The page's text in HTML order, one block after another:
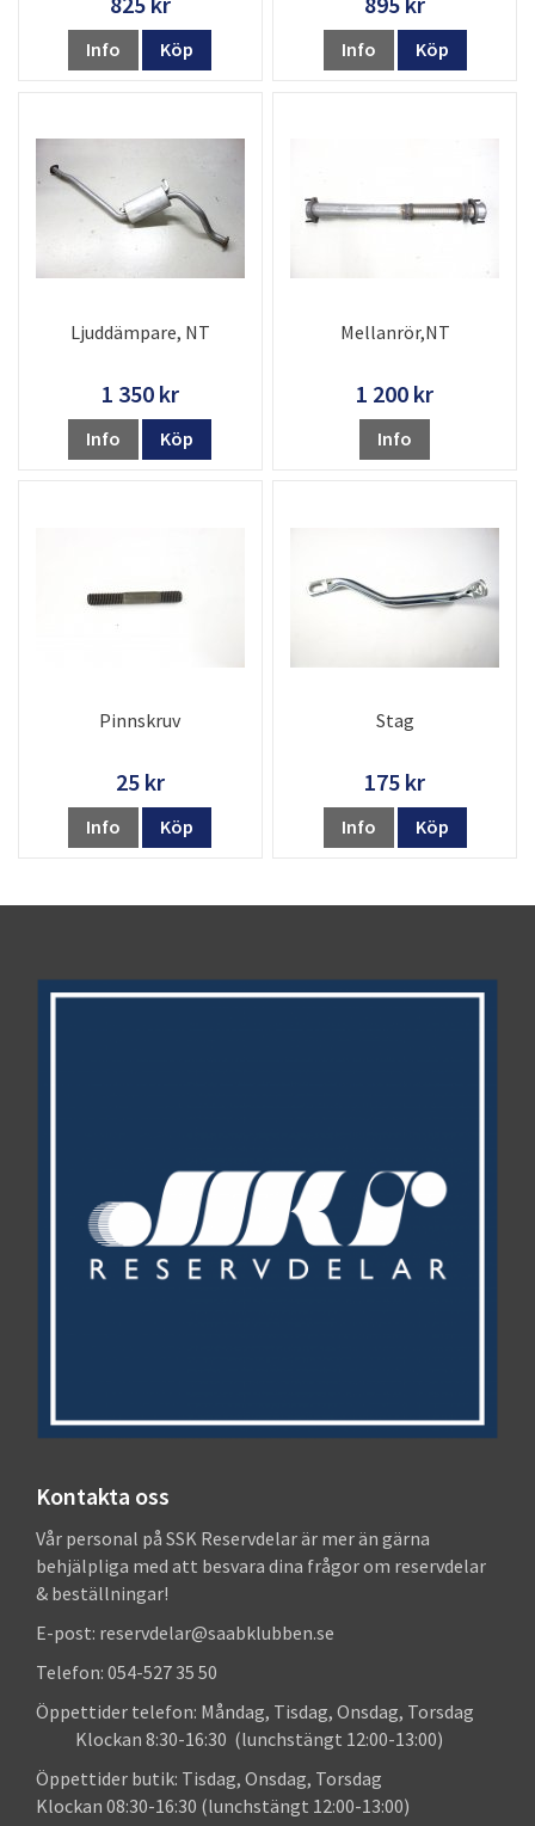
Info Köp Info Köp
Ljuddämpare, NT
1 350 kr
Info Köp
Mellanrör,NT
1 200 kr
Info
Pinnskruv
25 kr
Info Köp
Stag
175 kr
Info Köp
Kontakta oss
Vår personal på SSK Reservdelar är mer än gärna
behjälpliga med att besvara dina frågor om reservdelar
& beställningar!
E-post: reservdelar@saabklubben.se
Telefon: 054-527 35 50
Öppettider telefon: Måndag, Tisdag, Onsdag, Torsdag
Klockan 8:30-16:30 (lunchstängt 12:00-13:00)
Öppettider butik: Tisdag, Onsdag, Torsdag
Klockan 08:30-16:30 (lunchstängt 12:00-13:00)